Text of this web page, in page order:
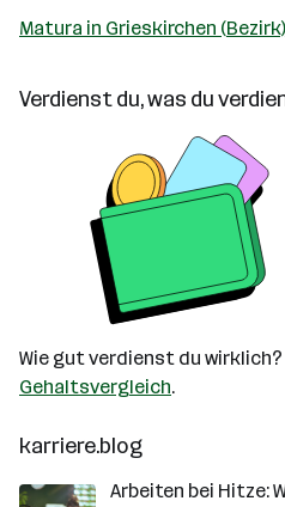
Matura in Grieskirchen (Bezirk)
Verdienst du, was du
Wie gut verdienst du
Gehaltsvergleich.
karriere.blog
Arbeiten bei Hitze: